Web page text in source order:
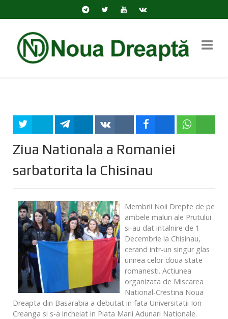
Ziua Nationala a Romaniei
sarbatorita la Chisinau
Membrii Noii Drepte de pe
ambele maluri ale Prutului
si-au dat intalnire de 1
Decembrie la Chisinau,
cerand intr-un singur glas
unirea celor doua state
romanesti. Actiunea
organizata de Miscarea
National-Crestina Noua
Dreapta din Basarabia a debutat in fata Universitatii Ion
Creanga si s-a incheiat in Piata Marii Adunari Nationale.